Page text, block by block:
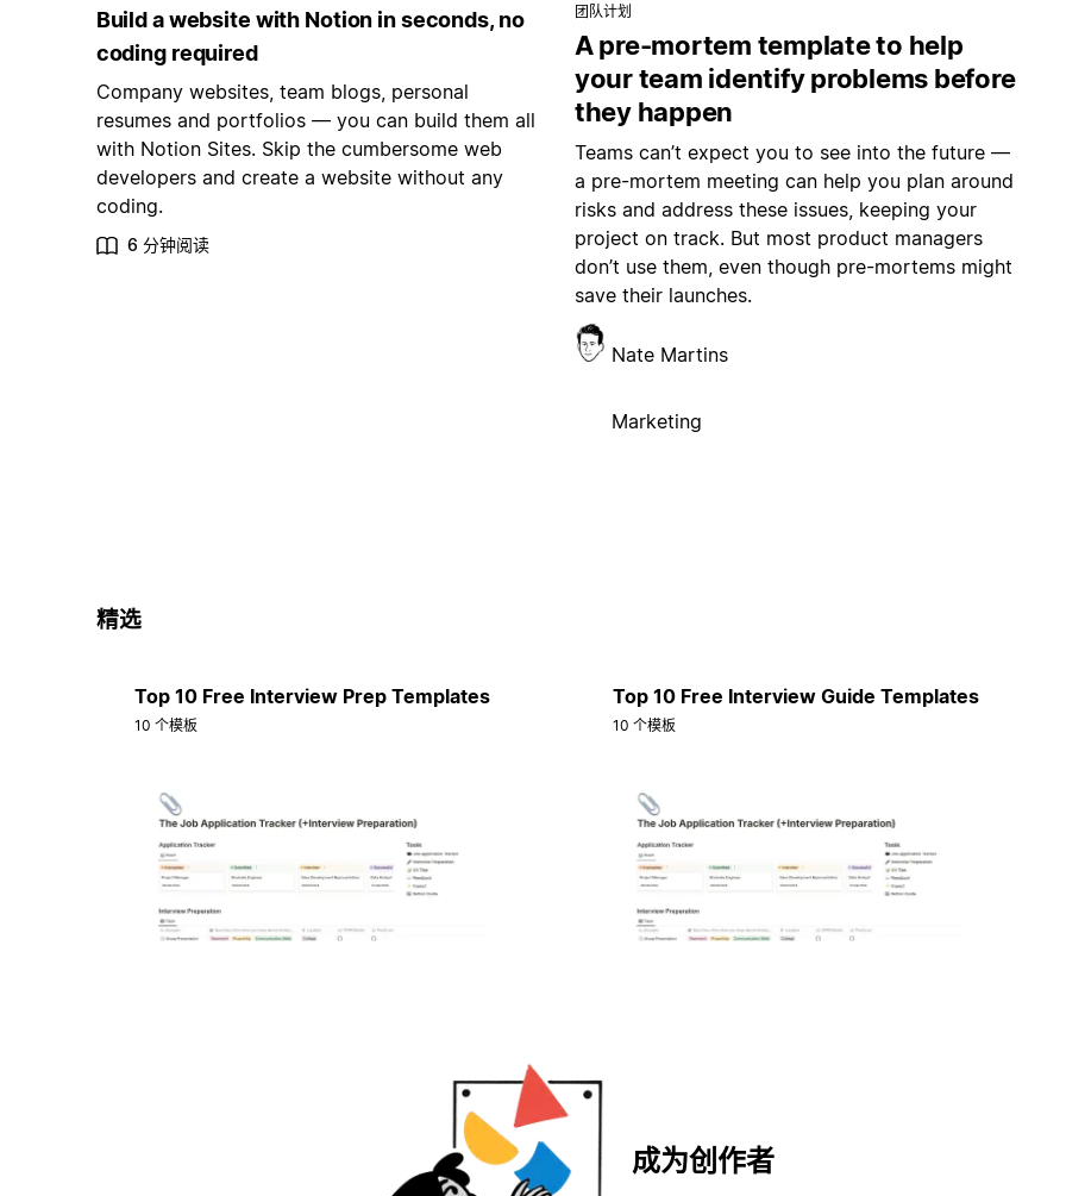
Build a website with Notion in seconds, no
coding required
Company websites, team blogs, personal
resumes and portfolios — you can build them all
with Notion Sites. Skip the cumbersome web
developers and create a website without any
coding.
6 分钟阅读
团队计划
A pre-mortem template to help
your team identify problems before
they happen
Teams can’t expect you to see into the future —
a pre-mortem meeting can help you plan around
risks and address these issues, keeping your
project on track. But most product managers
don’t use them, even though pre-mortems might
save their launches.
Nate Martins
Marketing
精选
Top 10 Free Interview Prep Templates
10 个模板
Top 10 Free Interview Guide Templates
10 个模板
成为创作者